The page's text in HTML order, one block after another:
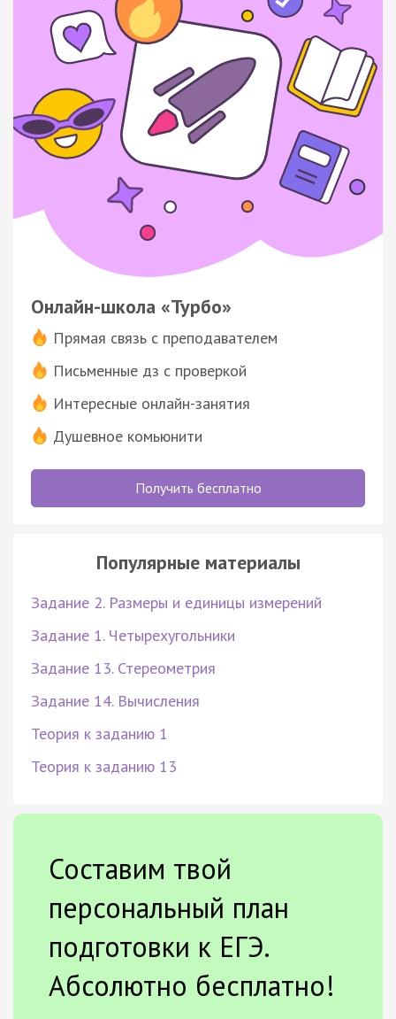
Онлайн-школа «Турбо»
Прямая связь с преподавателем
Письменные дз с проверкой
Интересные онлайн-занятия
Душевное комьюнити
Получить бесплатно
Популярные материалы
Задание 2. Размеры и единицы измерений
Задание 1. Четырехугольники
Задание 13. Стереометрия
Задание 14. Вычисления
Теория к заданию 1
Теория к заданию 13
Составим твой
персональный план
подготовки к ЕГЭ.
Абсолютно бесплатно!